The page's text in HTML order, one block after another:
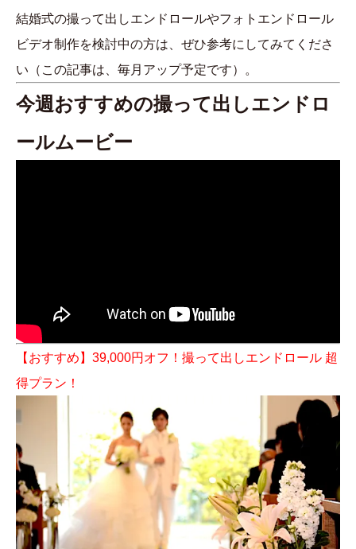
結婚式の撮って出しエンドロールやフォトエンドロール
ビデオ制作を検討中の方は、ぜひ参考にしてみてくださ
い（この記事は、毎月アップ予定です）。
今週おすすめの撮って出しエンドロ
ールムービー
【おすすめ】39,000円オフ！撮って出しエンドロール 超
得プラン！